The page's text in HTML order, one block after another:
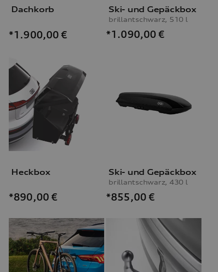
Dachkorb
*1.900,00 €
Ski- und Gepäckbox
brillantschwarz, 510 l
*1.090,00 €
Heckbox
*890,00 €
Ski- und Gepäckbox
brillantschwarz, 430 l
*855,00 €